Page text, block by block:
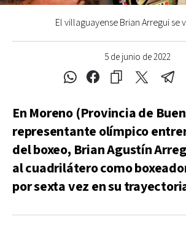
5 de junio de 2022
El villaguayense Brian Arregui se
En Moreno (Provincia de
representante olímpico
del boxeo, Brian Agustín
al cuadrilátero como
por sexta vez en su